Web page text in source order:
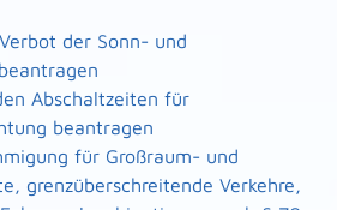
der Sonn- und
Abschaltzeiten für
beantragen
für Großraum- und
grenzüberschreitende Verkehre,